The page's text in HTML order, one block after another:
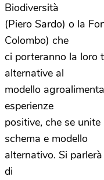
Biodiversità
(Piero Sardo) o la
Colombo) che
ci porteranno la loro
alternative al
modello
esperienze
positive, che se
schema e modello
alternativo. Si
di